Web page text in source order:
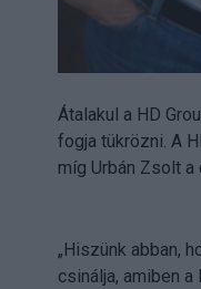
Átalakul a HD
fogja tükrözni. A
míg Urbán Zsolt
„Hiszünk abban,
csinálja, amiben